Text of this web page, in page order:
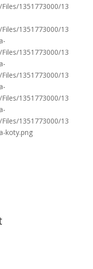
1351773000/13
1351773000/13
1351773000/13
1351773000/13
1351773000/13
1351773000/13
koty.png